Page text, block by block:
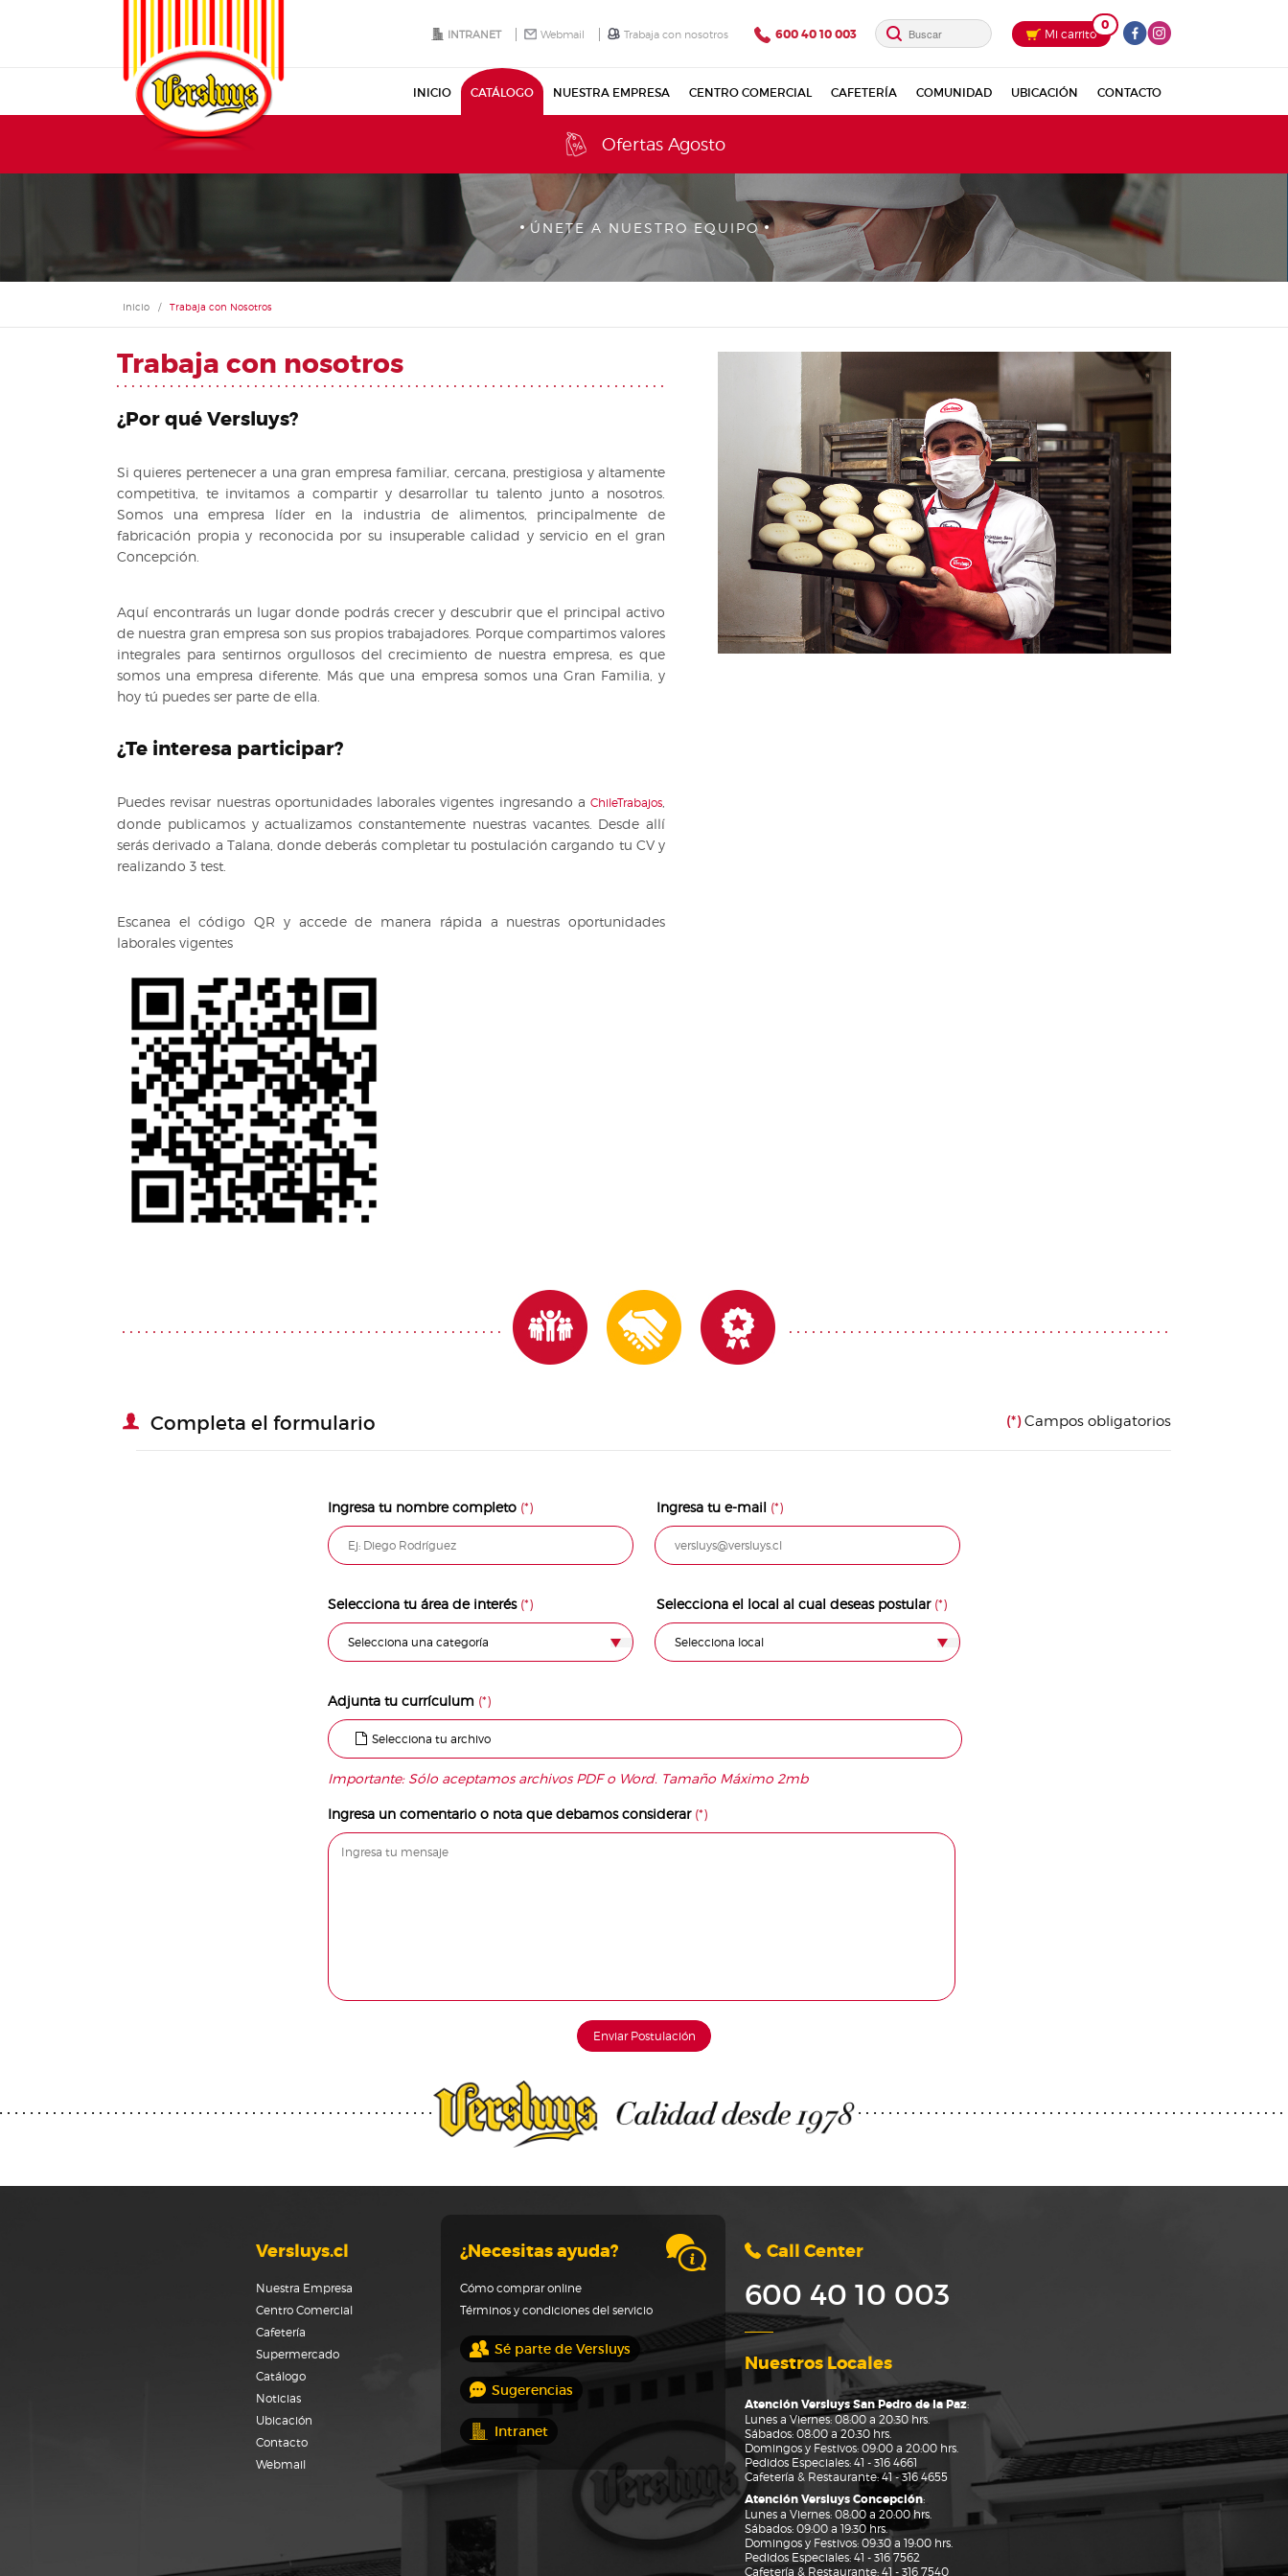
INTRANET Webmail Trabaja con nosotros 600 40 10 003 Mi carrito
0
INICIO CATÁLOGO NUESTRA EMPRESA CENTRO COMERCIAL CAFETERÍA COMUNIDAD UBICACIÓN CONTACTO
Ofertas Agosto
ÚNETE A NUESTRO EQUIPO
Inicio / Trabaja con Nosotros
Trabaja con nosotros
¿Por qué Versluys?
Si quieres pertenecer a una gran empresa familiar, cercana, prestigiosa y altamente
competitiva, te invitamos a compartir y desarrollar tu talento junto a nosotros.
Somos una empresa líder en la industria de alimentos, principalmente de
fabricación propia y reconocida por su insuperable calidad y servicio en el gran
Concepción.
Aquí encontrarás un lugar donde podrás crecer y descubrir que el principal activo
de nuestra gran empresa son sus propios trabajadores. Porque compartimos valores
integrales para sentirnos orgullosos del crecimiento de nuestra empresa, es que
somos una empresa diferente. Más que una empresa somos una Gran Familia, y
hoy tú puedes ser parte de ella.
¿Te interesa participar?
Puedes revisar nuestras oportunidades laborales vigentes ingresando a ChileTrabajos
donde publicamos y actualizamos constantemente nuestras vacantes. Desde allí
serás derivado a Talana, donde deberás completar tu postulación cargando tu CV y
realizando 3 test.
Escanea el código QR y accede de manera rápida a nuestras oportunidades
laborales vigentes
Completa el formulario (*)Campos obligatorios
Ingresa tu nombre completo (*) Ingresa tu e-mail (*)
Selecciona tu área de interés (*) Selecciona el local al cual deseas postular (*)
Selecciona una categoría Selecciona local
Adjunta tu currículum (*)
Selecciona tu archivo
Importante: Sólo aceptamos archivos PDF o Word. Tamaño Máximo 2mb
Ingresa un comentario o nota que debamos considerar (*)
Enviar Postulación
Versluys.cl
Nuestra Empresa
Centro Comercial
Cafetería
Supermercado
Catálogo
Noticias
Ubicación
Contacto
Webmail
¿Necesitas ayuda?
Cómo comprar online
Términos y condiciones del servicio
Sé parte de Versluys
Sugerencias
Intranet
Call Center
600 40 10 003
Nuestros Locales
Atención Versluys San Pedro de la Paz:
Lunes a Viernes: 08:00 a 20:30 hrs.
Sábados: 08:00 a 20:30 hrs.
Domingos y Festivos: 09:00 a 20:00 hrs.
Pedidos Especiales: 41 - 316 4661
Cafetería & Restaurante:41 - 316 4655
Atención Versluys Concepción:
Lunes a Viernes: 08:00 a 20:00 hrs.
Sábados: 09:00 a 19:30 hrs.
Domingos y Festivos: 09:30 a 19:00 hrs.
Pedidos Especiales: 41 - 316 7562
Cafetería & Restaurante: 41 - 316 7540